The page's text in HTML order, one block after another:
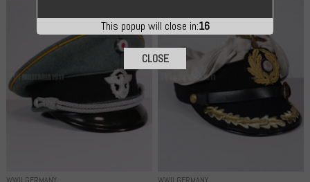
WWII GERMANY
WWII GERMANY
This popup will close in:16
CLOSE